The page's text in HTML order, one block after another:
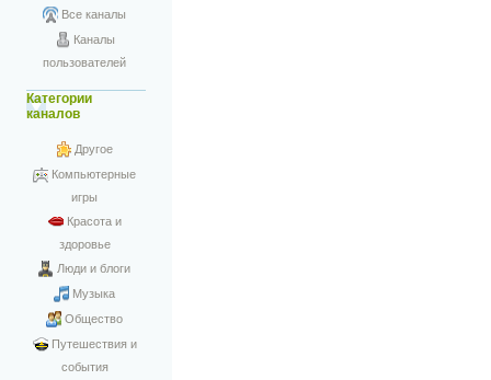
Все каналы
Каналы
пользователей
Категории
каналов
Другое
Компьютерные
игры
Красота и
здоровье
Люди и блоги
Музыка
Общество
Путешествия и
события